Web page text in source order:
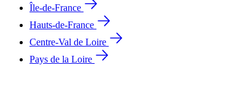
Île-de-France
Hauts-de-France
Centre-Val de Loire
Pays de la Loire